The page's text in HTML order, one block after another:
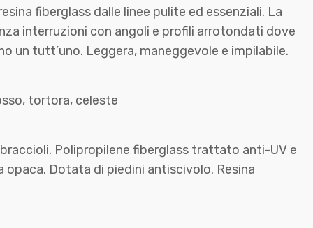
fiberglass dalle linee pulite ed essenziali. La
interruzioni con angoli e profili arrotondati dove
un tutt’uno. Leggera, maneggevole e impilabile.
tortora, celeste
Polipropilene fiberglass trattato anti-UV e
opaca. Dotata di piedini antiscivolo. Resina